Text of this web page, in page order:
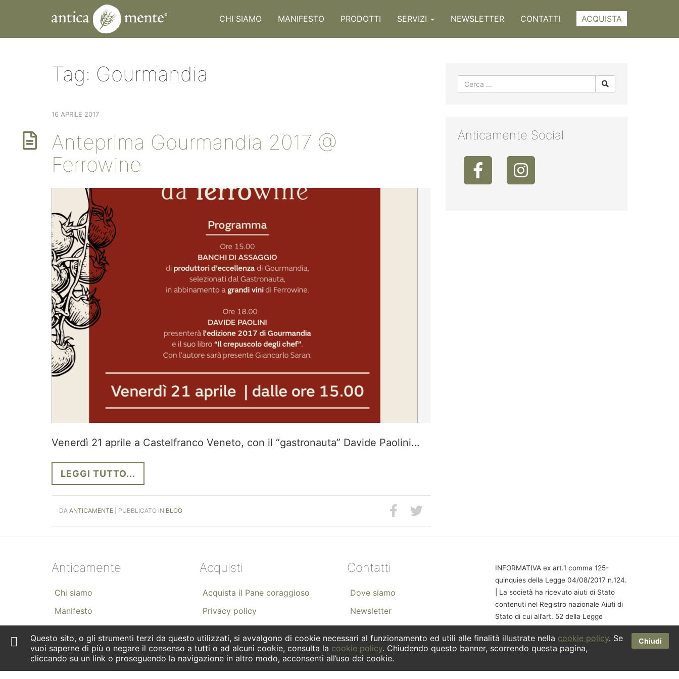
Chiudi
Questo sito, o gli strumenti terzi da questo utilizzati, si avvalgono di cookie necessari al funzionamento ed utili alle finalità illustrate nella cookie policy. Se
vuoi saperne di più o negare il consenso a tutti o ad alcuni cookie, consulta la cookie policy. Chiudendo questo banner, scorrendo questa pagina,
cliccando su un link o proseguendo la navigazione in altro modo, acconsenti all’uso dei cookie.
CHI SIAMO MANIFESTO PRODOTTI SERVIZI NEWSLETTER CONTATTI ACQUISTA
Tag: Gourmandia
16 APRILE 2017
Anteprima Gourmandia 2017 @
Ferrowine
Venerdì 21 aprile a Castelfranco Veneto, con il “gastronauta” Davide Paolini…
LEGGI TUTTO...
DA ANTICAMENTE | PUBBLICATO IN BLOG
Anticamente Social
Anticamente
Chi siamo
Manifesto
Prodotti
Consulenze
Guida alla Transizione
Acquisti
Acquista il Pane coraggioso
Privacy policy
Contatti
Dove siamo
Newsletter
Facebook
Instagram
INFORMATIVA ex art.1 comma 125-
quinquies della Legge 04/08/2017 n.124.
| La società ha ricevuto aiuti di Stato
contenuti nel Registro nazionale Aiuti di
Stato di cui all’art. 52 della Legge
nella relativa sezione trasparenza a cui
si rinvia.